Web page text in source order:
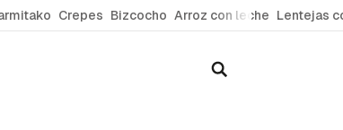
Crepes Bizcocho Arroz con leche Lentejas